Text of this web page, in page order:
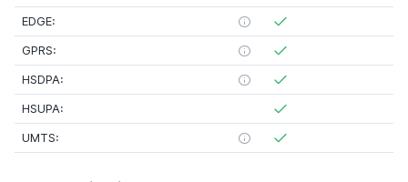
EDGE:
GPRS:
HSDPA:
HSUPA:
UMTS: